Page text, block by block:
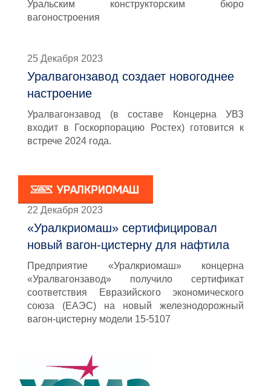
Уральским конструкторским бюро
вагоностроения
25 Декабря 2023
Уралвагонзавод создает новогоднее
настроение
Уралвагонзавод (в составе Концерна УВЗ
входит в Госкорпорацию Ростех) готовится к
встрече 2024 года.
22 Декабря 2023
«Уралкриомаш» сертифицировал
новый вагон-цистерну для нафтила
Предприятие «Уралкриомаш» концерна
«Уралвагонзавод» получило сертификат
соответствия Евразийского экономического
союза (ЕАЭС) на новый железнодорожный
вагон-цистерну модели 15-5107